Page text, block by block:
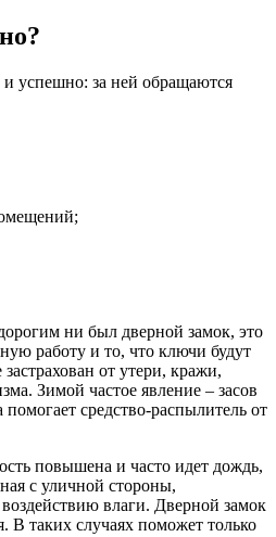
и успешно: за ней обращаются
ни был дверной замок, это
работу и то, что ключи будут
от утери, кражи,
Зимой частое явление – засов
помогает средство-распылитель от
повышена и часто идет дождь,
с уличной стороны,
влаги. Дверной замок
В таких случаях поможет только